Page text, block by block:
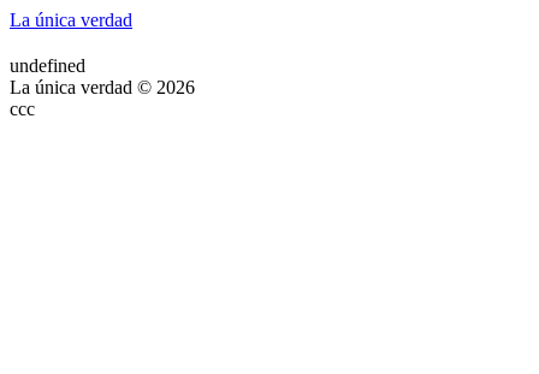
La única verdad
undefined
La única verdad © 2026
ссс